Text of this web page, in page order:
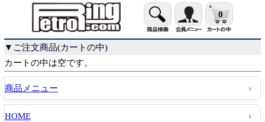
0
▼ご注文商品(カートの中)
カートの中は空です。
商品メニュー
HOME